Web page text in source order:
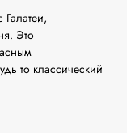
Это
то классический